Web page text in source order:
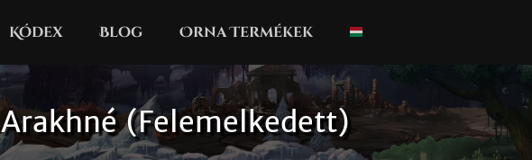
Kódex Blog Orna Termékek
Arakhné (Felemelkedett)